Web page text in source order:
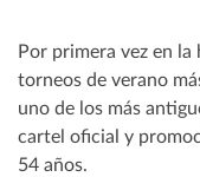
Por primera vez en
torneos de verano
uno de los más
cartel oficial y
54 años.